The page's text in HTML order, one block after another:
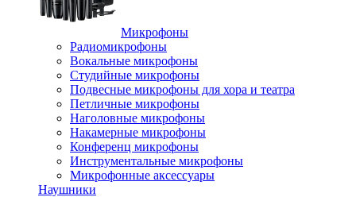
Микрофоны
Радиомикрофоны
Вокальные микрофоны
Студийные микрофоны
Подвесные микрофоны для хора и театра
Петличные микрофоны
Наголовные микрофоны
Накамерные микрофоны
Конференц микрофоны
Инструментальные микрофоны
Микрофонные аксессуары
Наушники